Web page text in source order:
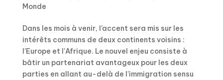
Monde
Dans les mois à venir, l’accent sera mis sur les
intérêts communs de deux continents voisins :
l’Europe et l’Afrique. Le nouvel enjeu consiste à
bâtir un partenariat avantageux pour les deux
parties en allant au-delà de l’immigration sensu